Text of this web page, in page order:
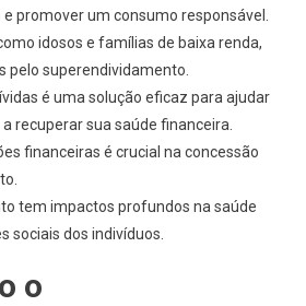
promover um consumo responsável.
idosos e famílias de baixa renda,
pelo superendividamento.
é uma solução eficaz para ajudar
recuperar sua saúde financeira.
financeiras é crucial na concessão
tem impactos profundos na saúde
sociais dos indivíduos.
o